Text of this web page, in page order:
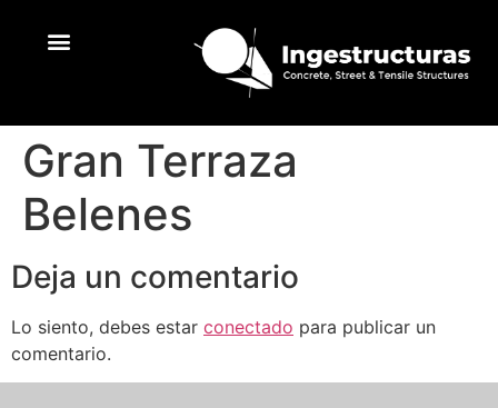
Gran Terraza
Belenes
Deja un comentario
Lo siento, debes estar conectado para publicar un
comentario.